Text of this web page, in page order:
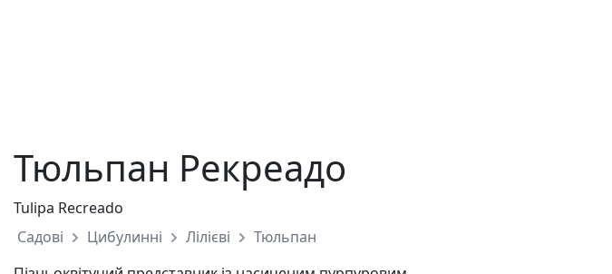
Тюльпан Рекреадо
Tulipa Recreado
Садові
Цибулинні Лілієві
Тюльпан